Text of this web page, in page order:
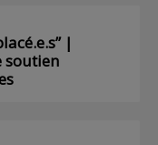
|
soutien